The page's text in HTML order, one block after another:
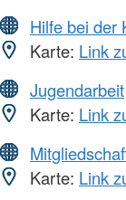
Hilfe bei der
Karte: Link
Jugendarbeit
Karte: Link
Karte: Link